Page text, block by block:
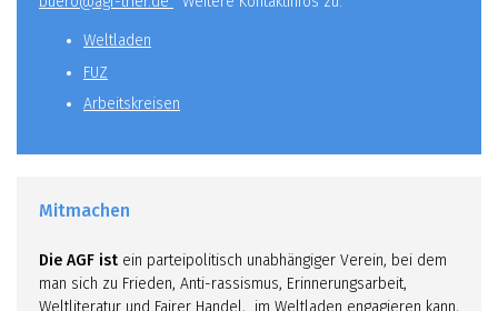
Weltladen
FUZ
Arbeitskreisen
Mitmachen
Die AGF ist ein parteipolitisch unabhängiger Verein, bei dem
man sich zu Frieden, Anti-rassismus, Erinnerungsarbeit,
Weltliteratur und Fairer Handel, im Weltladen engagieren kann,